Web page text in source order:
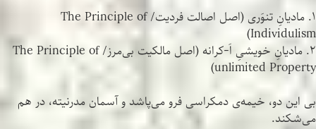
۱. مادیانِ تنوَری (اصل اصالت فردیت/ The Principle of
Individulism)
۲. مادیانِ خویشیِ اَ-کرانه (اصل مالکیت بی‌مرز/ The Principle of
unlimited Property)
بی این دو، خیمه‌ی دمکراسی فرو می‌پاشد و آسمان مدرنیته، در هم
می‌شکند.